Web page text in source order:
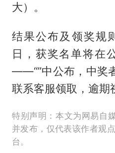
大）。
结果公布及领奖规
日，获奖名单将在
——“”中公布，中奖
联系客服领取，逾期
特别声明：本文为网易自
并发布，仅代表该作者观
台。